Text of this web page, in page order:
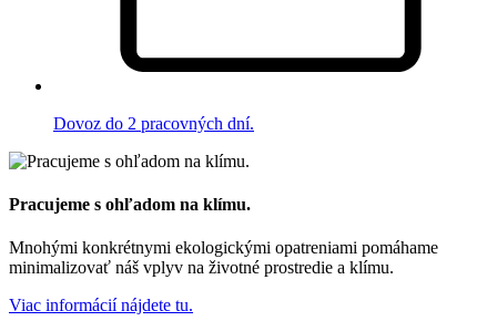
Dovoz do 2 pracovných dní.
Pracujeme s ohľadom na klímu.
Mnohými konkrétnymi ekologickými opatreniami pomáhame
minimalizovať náš vplyv na životné prostredie a klímu.
Viac informácií nájdete tu.